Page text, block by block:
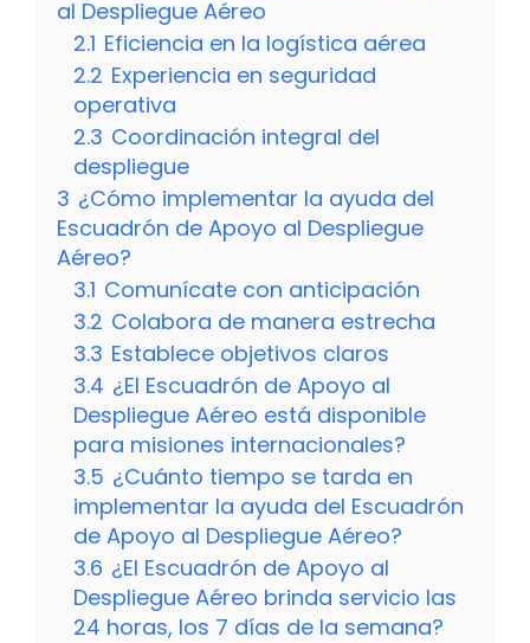
al Despliegue Aéreo
2.1 Eficiencia en la logística aérea
2.2 Experiencia en seguridad
operativa
2.3 Coordinación integral del
despliegue
3 ¿Cómo implementar la ayuda del
Escuadrón de Apoyo al Despliegue
Aéreo?
3.1 Comunícate con anticipación
3.2 Colabora de manera estrecha
3.3 Establece objetivos claros
3.4 ¿El Escuadrón de Apoyo al
Despliegue Aéreo está disponible
para misiones internacionales?
3.5 ¿Cuánto tiempo se tarda en
implementar la ayuda del Escuadrón
de Apoyo al Despliegue Aéreo?
3.6 ¿El Escuadrón de Apoyo al
Despliegue Aéreo brinda servicio las
24 horas, los 7 días de la semana?